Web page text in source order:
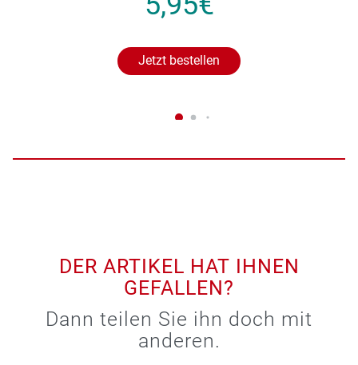
Jetzt bestellen
DER ARTIKEL HAT IHNEN
GEFALLEN?
Dann teilen Sie ihn doch mit
anderen.